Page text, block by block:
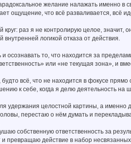
желание налажать именно в
ощущение, что всё разваливается, всё
круг: раз я не контролирую целое,
внутренней логикой отказа от действия.
осознавать то, что находится за
или «не текущая зона», и
всё, что не находится в фокусе
к себе, когда я делю деятельность на
удержания целостной картины, а
перестаю о нём думать и
собственную ответственность за
и превращаю действие в набор